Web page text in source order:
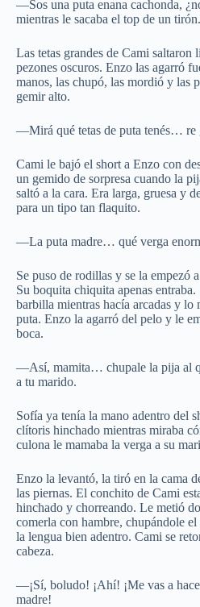
—Sos una puta enana cachonda,
mientras le sacaba el top de un tirón.
Las tetas grandes de Cami saltaron
pezones oscuros. Enzo las agarró
manos, las chupó, las mordió y las
gemir alto.
—Mirá qué tetas de puta tenés… re
Cami le bajó el short a Enzo con
un gemido de sorpresa cuando la
saltó a la cara. Era larga, gruesa y
para un tipo tan flaquito.
—La puta madre… qué verga
Se puso de rodillas y se la empezó
Su boquita chiquita apenas
barbilla mientras hacía arcadas y lo
puta. Enzo la agarró del pelo y le
boca.
—Así, mamita… chupale la pija al
a tu marido.
Sofía ya tenía la mano adentro del
clítoris hinchado mientras miraba
culona le mamaba la verga a su
Enzo la levantó, la tiró en la cama
las piernas. El conchito de Cami
hinchado y chorreando. Le metió
comerla con hambre, chupándole
la lengua bien adentro. Cami se
cabeza.
—¡Sí, boludo! ¡Ahí! ¡Me vas a
madre!